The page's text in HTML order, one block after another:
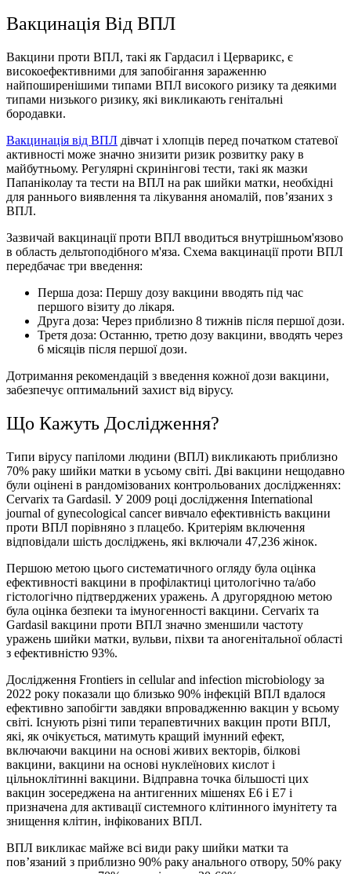
Вакцинація Від ВПЛ
Вакцини проти ВПЛ, такі як Гардасил і Церварикс, є
високоефективними для запобігання зараженню
найпоширенішими типами ВПЛ високого ризику та деякими
типами низького ризику, які викликають генітальні
бородавки.
Вакцинація вiд ВПЛ дівчат і хлопців перед початком статевої
активності може значно знизити ризик розвитку раку в
майбутньому. Регулярні скринінгові тести, такі як мазки
Папаніколау та тести на ВПЛ на рак шийки матки, необхідні
для раннього виявлення та лікування аномалій, пов’язаних з
ВПЛ.
Зазвичай вакцинації проти ВПЛ вводиться внутрішньом'язово
в область дельтоподібного м'яза. Схема вакцинації проти ВПЛ
передбачає три введення:
Перша доза: Першу дозу вакцини вводять під час
першого візиту до лікаря.
Друга доза: Через приблизно 8 тижнів після першої дози.
Третя доза: Останню, третю дозу вакцини, вводять через
6 місяців після першої дози.
Дотримання рекомендацій з введення кожної дози вакцини,
забезпечує оптимальний захист від вірусу.
Що Кажуть Дослiдження?
Типи вірусу папіломи людини (ВПЛ) викликають приблизно
70% раку шийки матки в усьому світі. Дві вакцини нещодавно
були оцінені в рандомізованих контрольованих дослідженнях:
Cervarix та Gardasil. У 2009 році дослідження International
journal of gynecological cancer вивчало ефективність вакцини
проти ВПЛ порівняно з плацебо. Критеріям включення
відповідали шість досліджень, які включали 47,236 жінок.
Першою метою цього систематичного огляду була оцінка
ефективності вакцини в профілактиці цитологічно та/або
гістологічно підтверджених уражень. А другорядною метою
була оцінка безпеки та імуногенності вакцини. Cervarix та
Gardasil вакцини проти ВПЛ значно зменшили частоту
уражень шийки матки, вульви, піхви та аногенітальної області
з ефективністю 93%.
Дослiдження Frontiers in cellular and infection microbiology за
2022 року показали що близько 90% інфекцій ВПЛ вдалося
ефективно запобігти завдяки впровадженню вакцин у всьому
світі. Існують різні типи терапевтичних вакцин проти ВПЛ,
які, як очікується, матимуть кращий імунний ефект,
включаючи вакцини на основі живих векторів, білкові
вакцини, вакцини на основі нуклеїнових кислот і
цільноклітинні вакцини. Відправна точка більшості цих
вакцин зосереджена на антигенних мішенях E6 і E7 і
призначена для активації системного клітинного імунітету та
знищення клітин, інфікованих ВПЛ.
ВПЛ викликає майже всі види раку шийки матки та
пов’язаний з приблизно 90% раку анального отвору, 50% раку